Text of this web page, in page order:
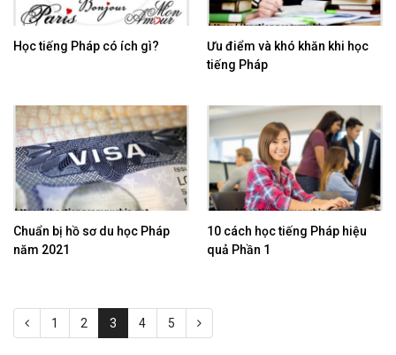
Học tiếng Pháp có ích gì?
Ưu điểm và khó khăn khi học
tiếng Pháp
Chuẩn bị hồ sơ du học Pháp
năm 2021
​10 cách học tiếng Pháp hiệu
quả Phần 1
1 2 3 4 5